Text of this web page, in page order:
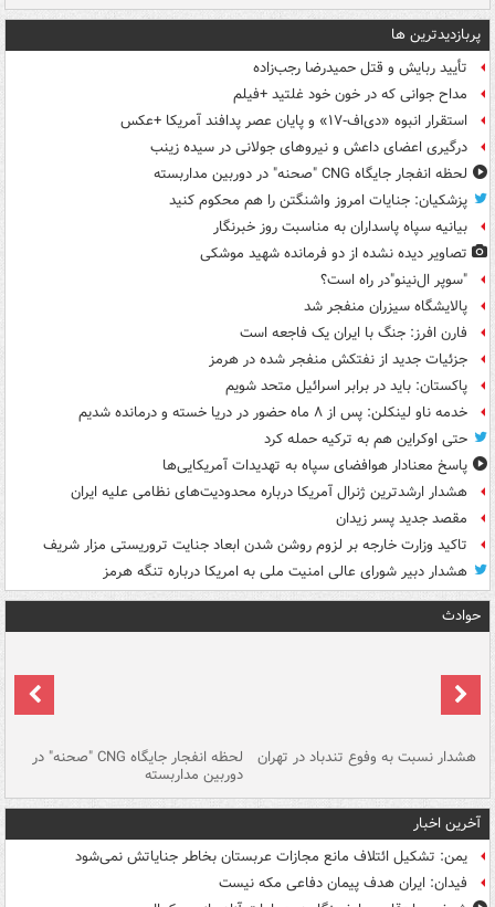
پربازدیدترین ها
تأیید ربایش و قتل حمیدرضا رجب‌زاده
مداح جوانی که در خون خود غلتید +فیلم
استقرار انبوه «دی‌اف‑۱۷» و پایان عصر پدافند آمریکا +عکس
درگیری اعضای داعش و نیروهای جولانی در سیده زینب
لحظه انفجار جایگاه CNG "صحنه" در دوربین مداربسته
پزشکیان: جنایات امروز واشنگتن را هم محکوم کنید
بیانیه سپاه پاسداران به مناسبت روز خبرنگار
تصاویر دیده‌ نشده از دو فرمانده شهید موشکی
"سوپر ال‌نینو"در راه است؟
پالایشگاه سیزران منفجر شد
فارن افرز: جنگ با ایران یک فاجعه است
جزئیات جدید از نفتکش منفجر شده در هرمز
پاکستان: باید در برابر اسرائیل متحد شویم
خدمه ناو لینکلن: پس از ۸ ماه حضور در دریا خسته و درمانده‌ شدیم
حتی اوکراین هم به ترکیه حمله کرد
پاسخ معنادار هوافضای سپاه به تهدیدات آمریکایی‌ها
هشدار ارشدترین ژنرال آمریکا درباره محدودیت‌های نظامی علیه ایران
مقصد جدید پسر زیدان
تاکید وزارت خارجه بر لزوم روشن شدن ابعاد جنایت تروریستی مزار شریف
هشدار دبیر شورای عالی امنیت ملی به امریکا درباره تنگه هرمز
حوادث
هشدار نسبت به وفوع تندباد در تهران لحظه انفجار جایگاه CNG "صحنه" در
دوربین مداربسته
آخرین اخبار
یمن: تشکیل ائتلاف مانع مجازات عربستان بخاطر جنایاتش نمی‌شود
فیدان: ایران هدف پیمان دفاعی مکه نیست